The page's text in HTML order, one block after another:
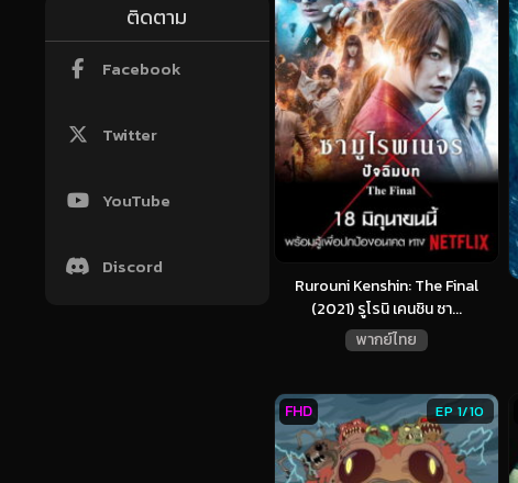
ติดตาม
Facebook
Twitter
YouTube
Discord
Rurouni Kenshin: The Final
(2021) รูโรนิ เคนชิน ซา...
พากย์ไทย
EP 1/10
FHD